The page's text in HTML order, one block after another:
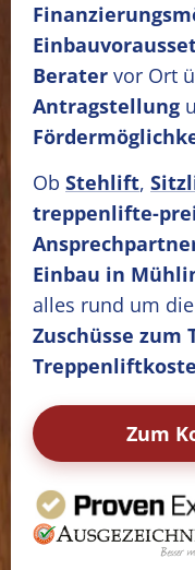
Berater vor Ort
Antragstellung
Ob Stehlift,
treppenlifte-
Einbau in
alles rund um
Zuschüsse zum
Zum